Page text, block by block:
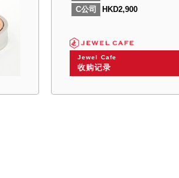
C公司
HKD2,900
Jewel Cafe
收购记录